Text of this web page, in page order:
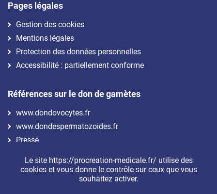
Le site https://procreation-medicale.fr/ utilise des
cookies et vous donne le contrôle sur ceux que vous
souhaitez activer.
Pages légales
Gestion des cookies
Mentions légales
Protection des données personnelles
Accessibilité : partiellement conforme
Références sur le don de gamètes
www.dondovocytes.fr
www.dondespermatozoides.fr
Presse
Nous suivre